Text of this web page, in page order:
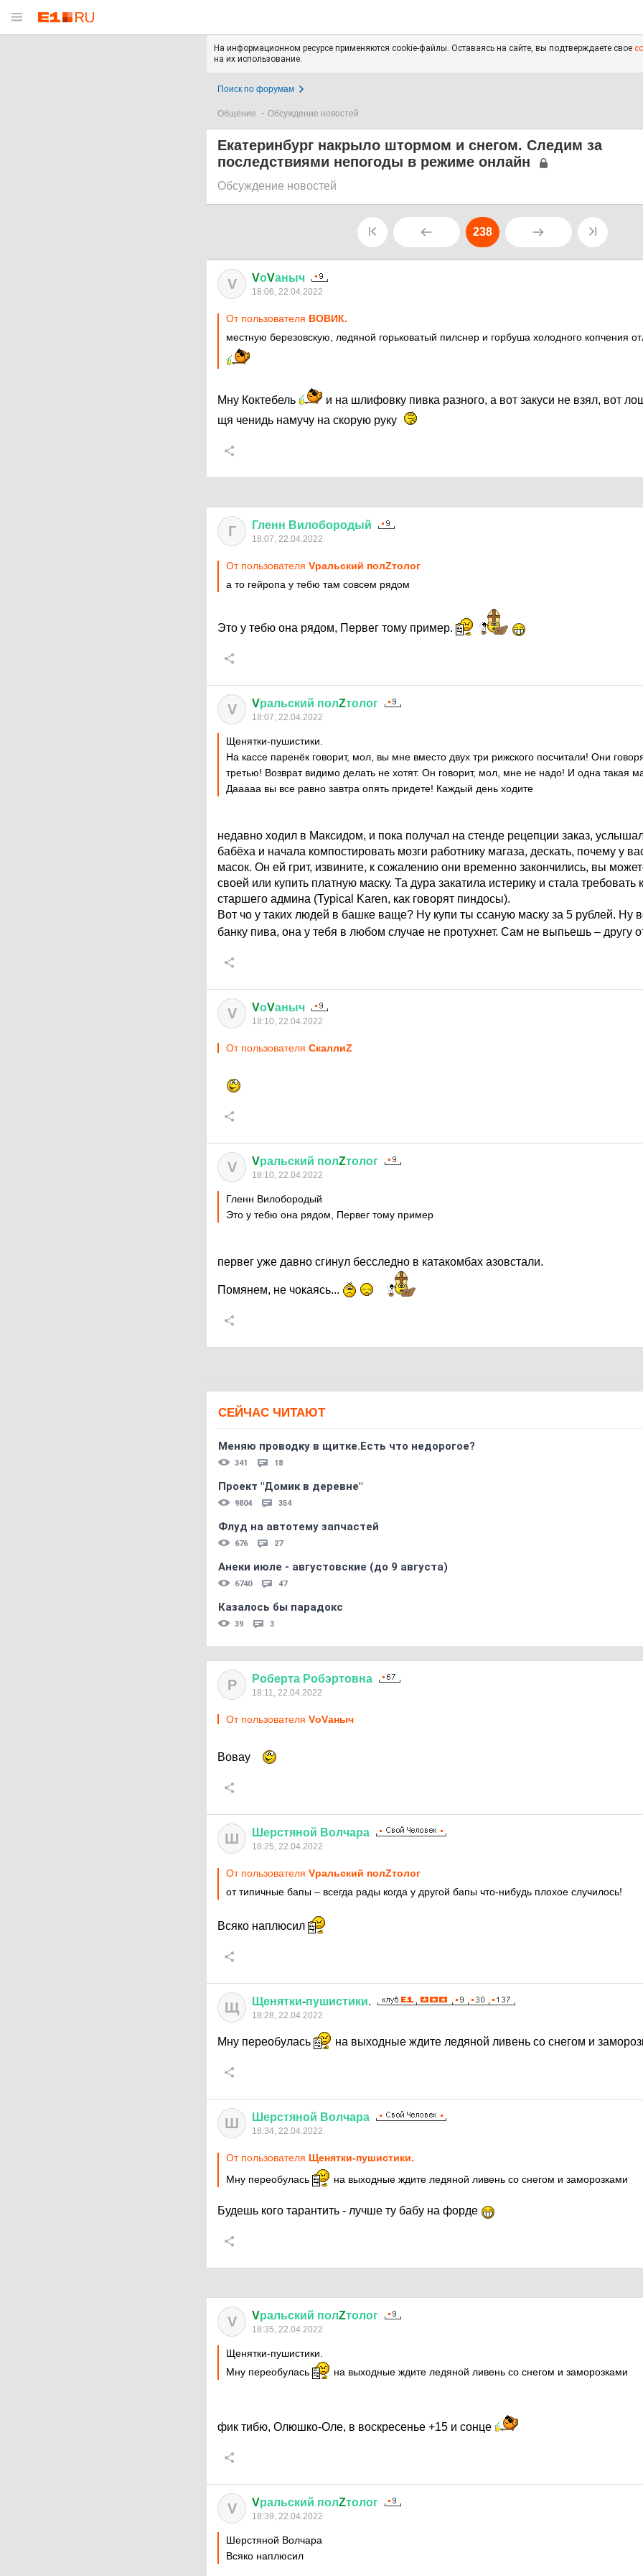
На информационном ресурсе применяются cookie-файлы. Оставаясь на сайте, вы подтверждаете свое
на их использование.
Поиск по форумам
Общение Обсуждение новостей
Екатеринбург накрыло штормом и снегом. Следим за
последствиями непогоды в режиме онлайн
Обсуждение новостей
238
V VоVаныч
18:06, 22.04.2022
От пользователя ВОВИК.
местную березовскую, ледяной горьковатый пилснер и горбуша холодного копчения
Мну Коктебель
и на шлифовку пивка разного, а вот закуси не взял, вот
щя ченидь намучу на скорую руку
Г Гленн Вилобородый
18:07, 22.04.2022
От пользователя Vральский полZтолог
а то гейропа у тебю там совсем рядом
Это у тебю она рядом, Первег тому пример.
V Vральский полZтолог
18:07, 22.04.2022
Щенятки-пушистики.
На кассе паренёк говорит, мол, вы мне вместо двух три рижского посчитали! Они
третью! Возврат видимо делать не хотят. Он говорит, мол, мне не надо! И одна такая
Дааааа вы все равно завтра опять придете! Каждый день ходите
недавно ходил в Максидом, и пока получал на стенде рецепции заказ,
бабёха и начала компостировать мозги работнику магаза, дескать, почему у
масок. Он ей грит, извините, к сожалению они временно закончились, вы
своей или купить платную маску. Та дура закатила истерику и стала требовать
старшего админа (Typical Karen, как говорят пиндосы).
Вот чо у таких людей в башке ваще? Ну купи ты ссаную маску за 5 рублей. Ну
банку пива, она у тебя в любом случае не протухнет. Сам не выпьешь – другу
V VоVаныч
18:10, 22.04.2022
От пользователя СкаллиZ
V Vральский полZтолог
18:10, 22.04.2022
Гленн Вилобородый
Это у тебю она рядом, Первег тому пример
первег уже давно сгинул бесследно в катакомбах азовстали.
Помянем, не чокаясь...
СЕЙЧАС ЧИТАЮТ
Меняю проводку в щитке.Есть что недорогое?
341 18
Проект "Домик в деревне"
9804 354
Флуд на автотему запчастей
676 27
Анеки июле - августовские (до 9 августа)
6740 47
Казалось бы парадокс
39 3
Р Роберта Робэртовна
18:11, 22.04.2022
От пользователя VоVаныч
Вовау
Ш Шерстяной Волчара
18:25, 22.04.2022
От пользователя Vральский полZтолог
от типичныe бапы – всегда рады когда у другой бапы что-нибудь плохое случилось!
Всяко наплюсил
Щ Щенятки-пушистики.
18:28, 22.04.2022
Мну переобулась на выходные ждите ледяной ливень со снегом и
Ш Шерстяной Волчара
18:34, 22.04.2022
От пользователя Щенятки-пушистики.
Мну переобулась
на выходные ждите ледяной ливень со снегом и заморозками
Будешь кого тарантить - лучше ту бабу на форде
V Vральский полZтолог
18:35, 22.04.2022
Щенятки-пушистики.
Мну переобулась
на выходные ждите ледяной ливень со снегом и заморозками
фик тибю, Олюшко-Оле, в воскресенье +15 и сонце
V Vральский полZтолог
18:39, 22.04.2022
Шерстяной Волчара
Всяко наплюсил